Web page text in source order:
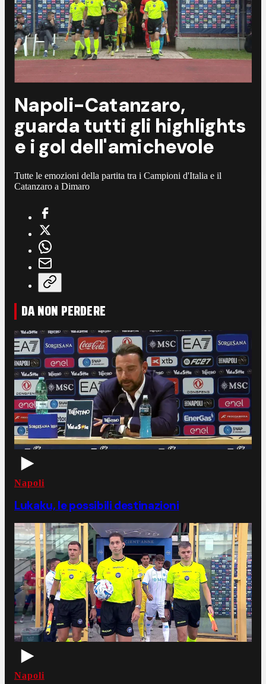
Napoli-Catanzaro,
guarda tutti gli highlights
e i gol dell'amichevole
Tutte le emozioni della partita tra i Campioni d'Italia e il
Catanzaro a Dimaro
DA NON PERDERE
Napoli
Lukaku, le possibili destinazioni
Napoli